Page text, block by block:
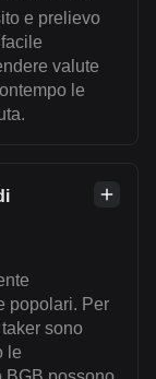
e prelievo
valute
le
popolari. Per
sono
le